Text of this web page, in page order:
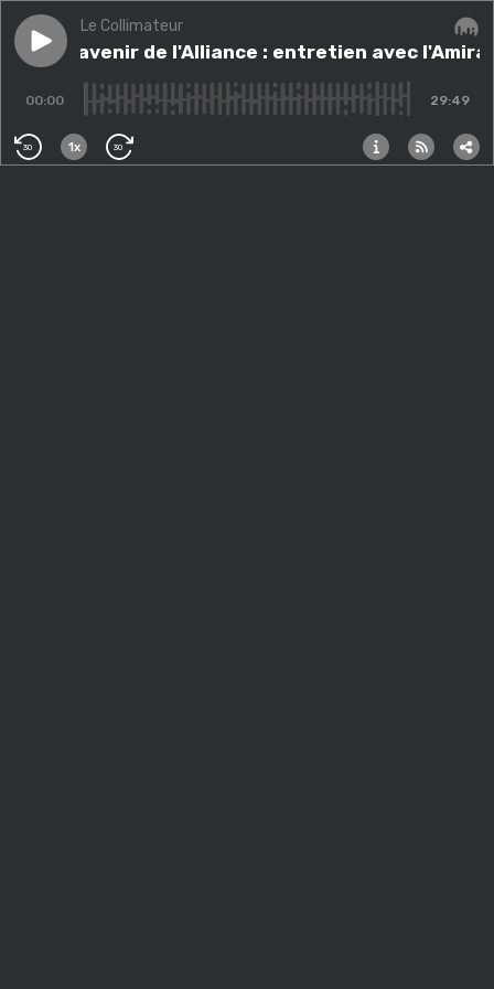
Play episodePlanifier l'avenir de l'Alliance : entretien avec
Le Collimateur
l'avenir de l'Alliance : entretien avec
00:00 29:49
30 1x 30